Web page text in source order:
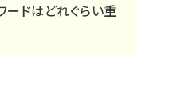
ードはどれぐらい重